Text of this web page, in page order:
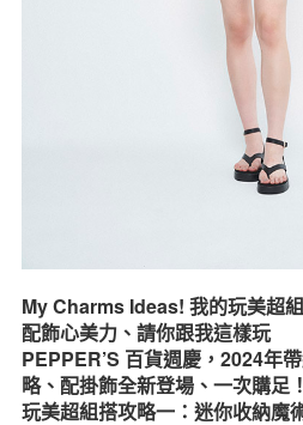
My Charms Ideas! 我的玩美超
配飾心美力、請你跟我這樣玩
PEPPER’S 百貨週慶，2024年
略、 配掛飾全新登場、一次購足！
玩美超組搭攻略一：迷你收納魔